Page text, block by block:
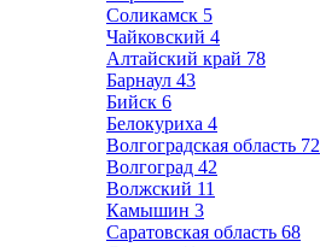
Соликамск 5
Чайковский 4
Алтайский край 78
Барнаул 43
Бийск 6
Белокуриха 4
Волгоградская область 72
Волгоград 42
Волжский 11
Камышин 3
Саратовская область 68